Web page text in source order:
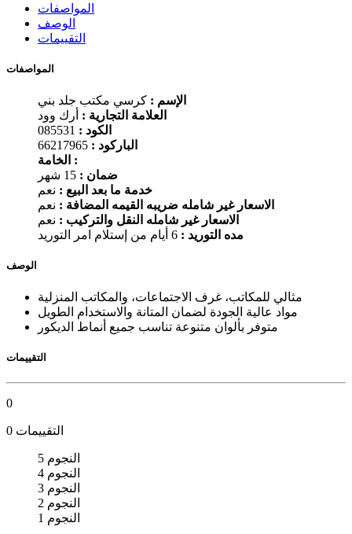
المواصفات
الوصف
التقييمات
المواصفات
الإسم : كرسي مكتب جلد بني
العلامة التجارية : أرك وود
الكود : 085531
الباركود : 66217965
الخامة :
ضمان : 15 شهر
خدمة ما بعد البيع : نعم
الاسعار غير شامله ضريبه القيمه المضافة : نعم
الاسعار غير شامله النقل والتركيب : نعم
مده التوريد : 6 أيام من إستلام امر التوريد
الوصف
مثالي للمكاتب، غرف الاجتماعات، والمكاتب المنزلية
مواد عالية الجودة لضمان المتانة والاستخدام الطويل
متوفر بألوان متنوعة تناسب جميع أنماط الديكور
التقييمات
0
0 التقييمات
5 النجوم
4 النجوم
3 النجوم
2 النجوم
1 النجوم